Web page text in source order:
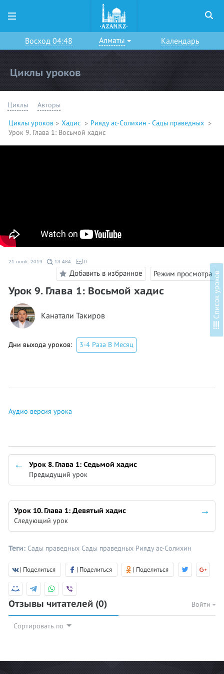
Восход 04:48 Алматы Календарь
Циклы уроков
Циклы Авторы
Циклы уроков Хадис
Рияду ас-Солихин - Сады праведных
Урок 9. Глава 1: Восьмой хадис
21 нояб. 2019 13 484 0
Добавить в избранное Режим просмотра
Урок 9. Глава 1: Восьмой хадис
Канатали Такиров
Дни выхода уроков: 3-4 Раза В Месяц
в
Аудио версия урока
Урок 8. Глава 1: Седьмой хадис
Предыдущий урок
Урок 10. Глава 1: Девятый хадис
Следующий урок
Теги: Сады праведных Сады праведных Рияду ас-Солихин
| Поделиться | Поделиться | Поделиться
Отзывы читателей (0) Войти
Сортировать по